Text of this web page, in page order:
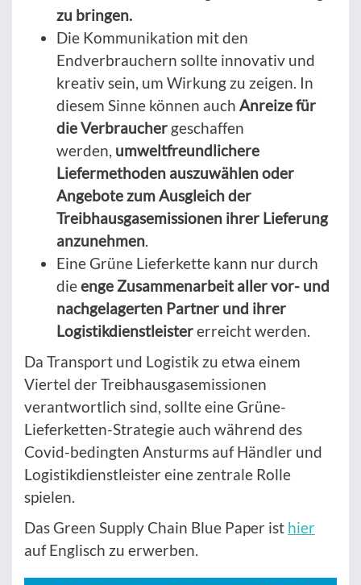
zu bringen.
Die Kommunikation mit den
Endverbrauchern sollte innovativ und
kreativ sein, um Wirkung zu zeigen. In
diesem Sinne können auch Anreize für
die Verbraucher geschaffen
werden, umweltfreundlichere
Liefermethoden auszuwählen oder
Angebote zum Ausgleich der
Treibhausgasemissionen ihrer Lieferung
anzunehmen.
Eine Grüne Lieferkette kann nur durch
dieenge Zusammenarbeit aller vor- und
nachgelagerten Partner und ihrer
Logistikdienstleistererreicht werden.
Da Transport und Logistik zu etwa einem
Viertel der Treibhausgasemissionen
verantwortlich sind, sollte eine Grüne-
Lieferketten-Strategie auch während des
Covid-bedingten Ansturms auf Händler und
Logistikdienstleister eine zentrale Rolle
spielen.
Das Green Supply Chain Blue Paper ist hier
auf Englisch zu erwerben.